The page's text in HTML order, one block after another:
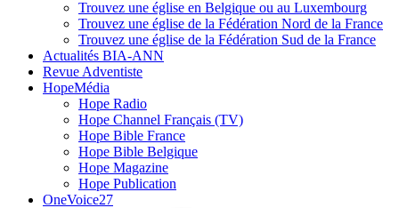
Trouvez une église en Belgique ou au Luxembourg
Trouvez une église de la Fédération Nord de la France
Trouvez une église de la Fédération Sud de la France
Actualités BIA-ANN
Revue Adventiste
HopeMédia
Hope Radio
Hope Channel Français (TV)
Hope Bible France
Hope Bible Belgique
Hope Magazine
Hope Publication
OneVoice27